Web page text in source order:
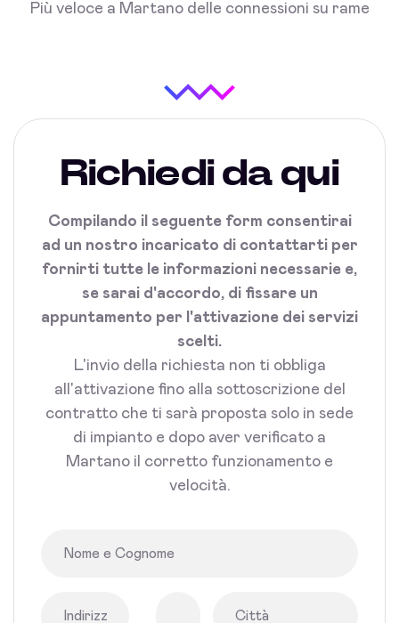
Più veloce a Martano delle connessioni su rame
Richiedi da qui
Compilando il seguente form consentirai
ad un nostro incaricato di contattarti per
fornirti tutte le informazioni necessarie e,
se sarai d'accordo, di fissare un
appuntamento per l'attivazione dei servizi
scelti.
L'invio della richiesta non ti obbliga
all'attivazione fino alla sottoscrizione del
contratto che ti sarà proposta solo in sede
di impianto e dopo aver verificato a
Martano il corretto funzionamento e
velocità.